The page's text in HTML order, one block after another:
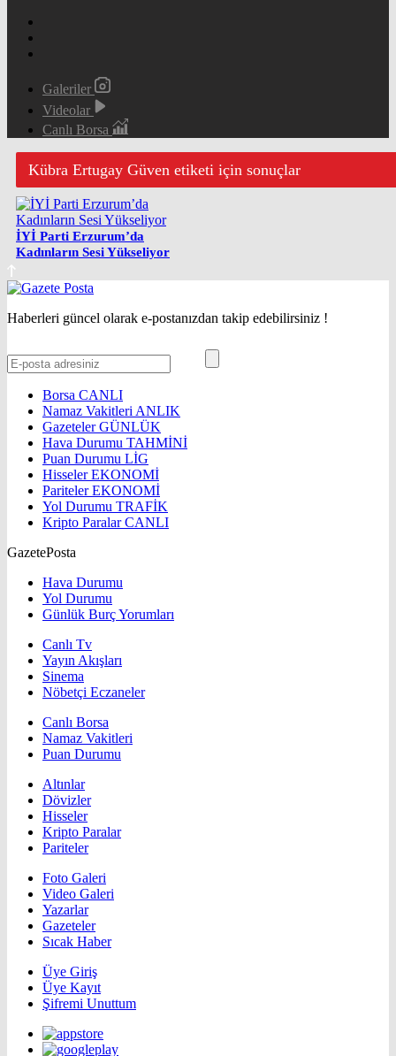
Galeriler
Videolar
Canlı Borsa
Kübra Ertugay Güven etiketi için sonuçlar
İYİ Parti Erzurum’da
Kadınların Sesi Yükseliyor
Haberleri güncel olarak e-postanızdan takip edebilirsiniz !
Borsa CANLI
Namaz Vakitleri ANLIK
GazetelerGÜNLÜK
Hava Durumu TAHMİNİ
Puan Durumu LİG
HisselerEKONOMİ
ParitelerEKONOMİ
Yol Durumu TRAFİK
Kripto ParalarCANLI
GazetePosta
Hava Durumu
Yol Durumu
Günlük Burç Yorumları
Canlı Tv
Yayın Akışları
Sinema
Nöbetçi Eczaneler
Canlı Borsa
Namaz Vakitleri
Puan Durumu
Altınlar
Dövizler
Hisseler
Kripto Paralar
Pariteler
Foto Galeri
Video Galeri
Yazarlar
Gazeteler
Sıcak Haber
Üye Giriş
Üye Kayıt
Şifremi Unuttum